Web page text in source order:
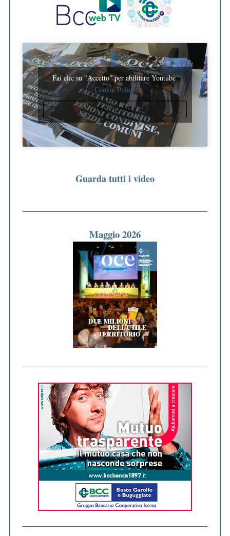
Fai clic su "Accetto" per abilitare Youtube
Cookie Policy
ACCETTO
Guarda tutti i video
Maggio 2026